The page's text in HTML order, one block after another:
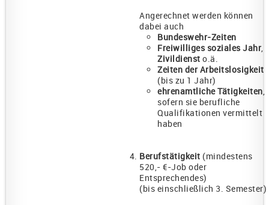
Angerechnet werden können
dabei auch
Bundeswehr-Zeiten
Freiwilliges soziales Jahr
Zivildienst o.ä.
Zeiten der Arbeitslosigkeit
(bis zu 1 Jahr)
ehrenamtliche Tätigkeiten
sofern sie berufliche
Qualifikationen vermittelt
haben
Berufstätigkeit (mindestens
520,- €-Job oder
Entsprechendes)
(bis einschließlich 3. Semester)